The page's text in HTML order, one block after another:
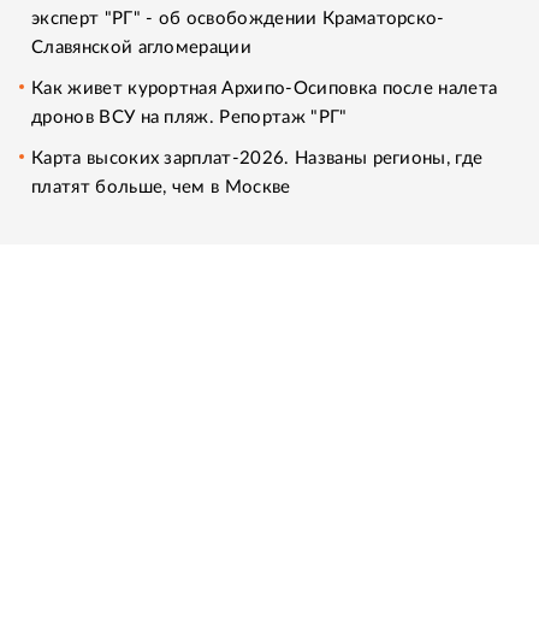
эксперт "РГ" - об освобождении Краматорско-
Славянской агломерации
Как живет курортная Архипо-Осиповка после налета
дронов ВСУ на пляж. Репортаж "РГ"
Карта высоких зарплат-2026. Названы регионы, где
платят больше, чем в Москве